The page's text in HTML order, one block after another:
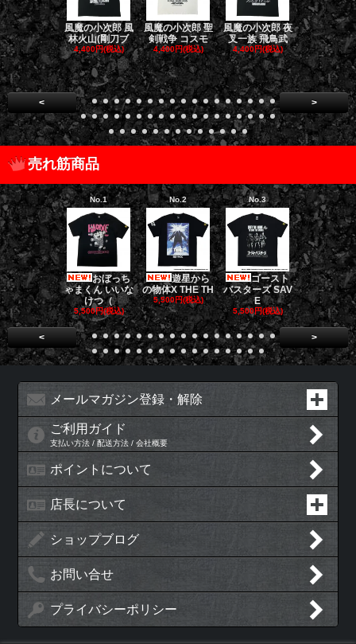
風魔の小次郎 風
林火山(剛刀ブ
4,400円(税込)
風魔の小次郎 聖
剣戦争 コスモ
4,400円(税込)
風魔の小次郎 夜
叉一族 飛鳥武
4,400円(税込)
風魔の小次
魔一族 竜
4,400円(税
< >
売れ筋商品
No.1
おぼっち
ゃまくん いいな
けつ（
5,500円(税込)
No.2
遊星から
の物体X THE TH
5,500円(税込)
No.3
ゴースト
バスターズ SAV
E
5,500円(税込)
No.4
ゴー
バスターズ
ージャ
5,500円(税
< >
メールマガジン登録・解除
ご利用ガイド
支払い方法 / 配送方法 / 会社概要
ポイントについて
店長について
ショップブログ
お問い合せ
プライバシーポリシー